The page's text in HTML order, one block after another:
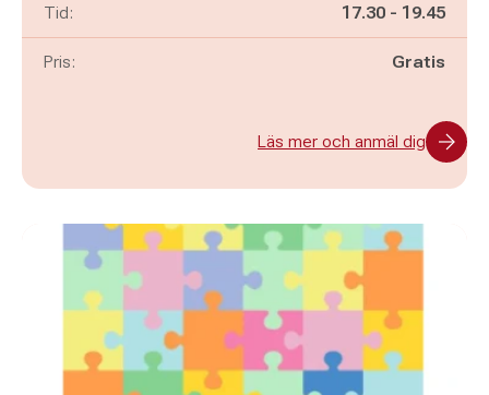
Tid: Pågår mellan
17.30 - och
19.45
Pris: Gratis
Läs mer och anmäl dig